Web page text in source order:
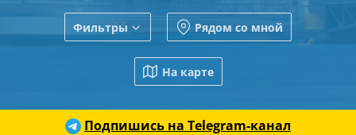
Фильтры Рядом со мной
На карте
Подпишись на Telegram-канал